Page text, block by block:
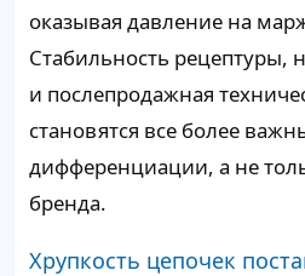
оказывая давление на
Стабильность рецептуры,
и послепродажная
становятся все более
дифференциации, а не
бренда.
Хрупкость цепочек